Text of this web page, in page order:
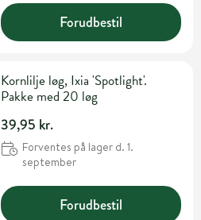
Forudbestil
Kornlilje løg, Ixia 'Spotlight'.
Pakke med 20 løg
39,95 kr.
Forventes på lager d. 1.
september
Forudbestil